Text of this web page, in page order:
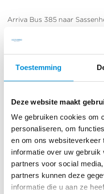
Toestemming
Deze website maakt
We gebruiken cookies om
personaliseren, om
en om ons websiteverkeer
informatie over uw
partners voor social
partners kunnen deze
informatie die u aan ze
Arriva Bus 385 naar
Reistijd 30 minuten
de fysieke en mentale
milieu hierbij zo min mogelijk
VOLG ONS